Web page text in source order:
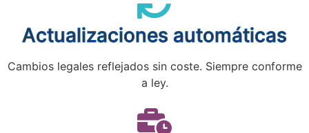
Actualizaciones automáticas
Cambios legales reflejados sin coste. Siempre conforme
a ley.